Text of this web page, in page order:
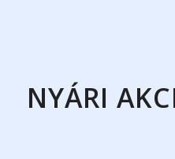
NYÁRI